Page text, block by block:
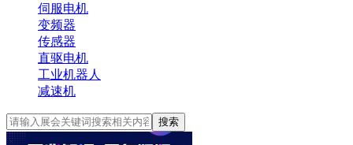
伺服电机
变频器
传感器
直驱电机
工业机器人
减速机
搜索